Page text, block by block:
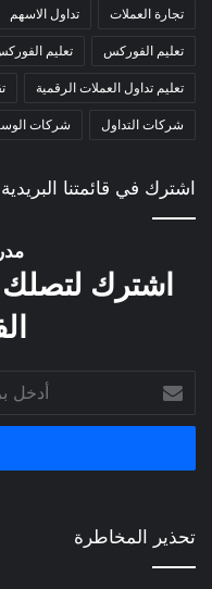
تجارة العملات تداول الاسهم
تعليم الفوركس تعليم
تعليم تداول العملات الرقمية
شركات التداول شركات
اشترك في قائمتنا البريدية
اشترك
بريدك
الإلكتروني
تحذير المخاطرة